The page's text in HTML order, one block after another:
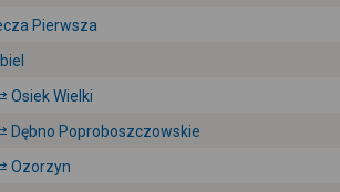
Pierwsza
Osiek Wielki
Dębno Poproboszczowskie
Ozorzyn